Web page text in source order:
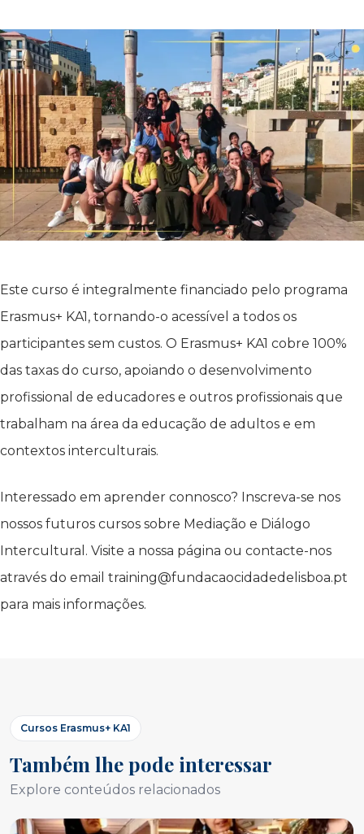
Este curso é integralmente financiado pelo programa
Erasmus+ KA1, tornando-o acessível a todos os
participantes sem custos. O Erasmus+ KA1 cobre 100%
das taxas do curso, apoiando o desenvolvimento
profissional de educadores e outros profissionais que
trabalham na área da educação de adultos e em
contextos interculturais.
Interessado em aprender connosco? Inscreva-se nos
nossos futuros cursos sobre Mediação e Diálogo
Intercultural. Visite a nossa página ou contacte-nos
através do email training@fundacaocidadedelisboa.pt
para mais informações.
Cursos Erasmus+ KA1
Também lhe pode interessar
Explore conteúdos relacionados